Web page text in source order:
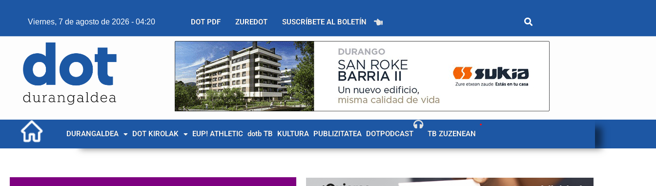
Viernes, 7 de agosto de 2026 - 04:20 DOT PDF ZUREDOT SUSCRÍBETE AL BOLETÍN
DURANGALDEA DOT KIROLAK EUP! ATHLETIC dotb TB KULTURA PUBLIZITATEA DOTPODCAST TB ZUZENEAN